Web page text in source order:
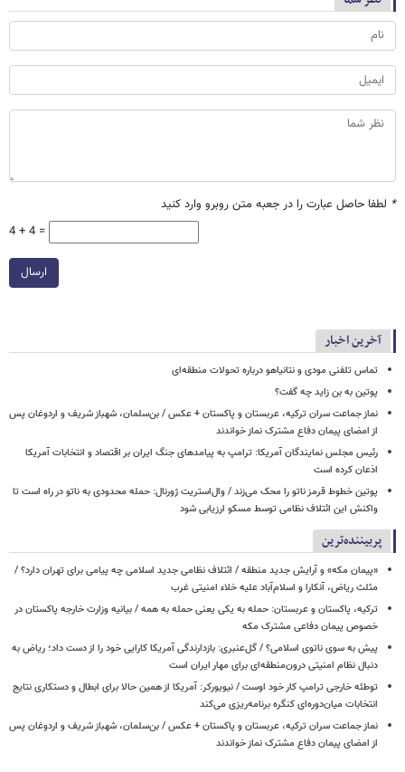
* لطفا حاصل عبارت را در جعبه متن روبرو وارد کنید
4 + 4 =
ارسال
آخرین اخبار
تماس تلفنی مودی و نتانیاهو درباره تحولات منطقه‌ای
پوتین به بن زاید چه گفت؟
نماز جماعت سران ترکیه، عربستان و پاکستان + عکس / بن‌سلمان، شهباز شریف و اردوغان پس
از امضای پیمان دفاع مشترک نماز خواندند
رئیس مجلس نمایندگان آمریکا: ترامپ به پیامدهای جنگ ایران بر اقتصاد و انتخابات آمریکا
اذعان کرده است
پوتین خطوط قرمز ناتو را محک می‌زند / وال‌استریت ژورنال: حمله محدودی به ناتو در راه است تا
واکنش این ائتلاف نظامی توسط مسکو ارزیابی شود
پربیننده‌ترین
«پیمان مکه» و آرایش جدید منطقه / ائتلاف نظامی جدید اسلامی چه پیامی برای تهران دارد؟ /
مثلث ریاض، آنکارا و اسلام‌آباد علیه خلاء امنیتی غرب
ترکیه، پاکستان و عربستان: حمله به یکی یعنی حمله به همه / بیانیه وزارت خارجه پاکستان در
خصوص پیمان دفاعی مشترک مکه
پیش به سوی ناتوی اسلامی؟ / گل‌عنبری: بازدارندگی آمریکا کارایی خود را از دست داد؛ ریاض به
دنبال نظام امنیتی درون‌منطقه‌ای برای مهار ایران است
توطئه خارجی ترامپ کار خود اوست / نیویورکر: آمریکا از همین حالا برای ابطال و دستکاری نتایج
انتخابات میان‌دوره‌ای کنگره برنامه‌ریزی می‌کند
نماز جماعت سران ترکیه، عربستان و پاکستان + عکس / بن‌سلمان، شهباز شریف و اردوغان پس
از امضای پیمان دفاع مشترک نماز خواندند